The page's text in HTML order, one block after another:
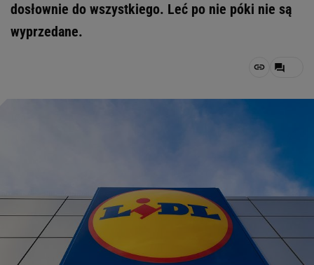
dosłownie do wszystkiego. Leć po nie póki nie są
wyprzedane.